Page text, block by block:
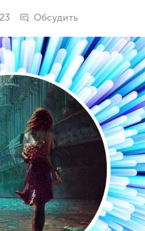
Обсудить